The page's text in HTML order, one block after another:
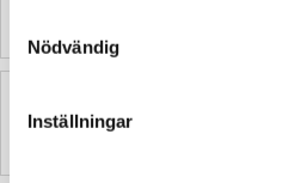
Nödvändig
Inställningar
Ytterligare information